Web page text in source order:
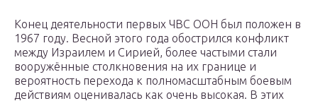
Конец деятельности первых ЧВС ООН был положен в
1967 году. Весной этого года обострился конфликт
между Израилем и Сирией, более частыми стали
вооружённые столкновения на их границе и
вероятность перехода к полномасштабным боевым
действиям оценивалась как очень высокая. В этих